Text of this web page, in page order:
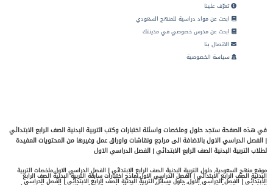
تعرّف علينا
ابحث عن مواد دراسية للمنهج السعودي
ابحث عن مدرس خصوصي في مدينتك
الاتصال بنا
سياسة الخصوصية
في هذه الصفحة ستجد حلول وملخصات واسئلة اختبارات وكتب التربية البدنية الصف الرابع الابتدائي
| الفصل الدراسي الاول بالاضافة الى مراجع ونقاشات واوراق عمل وغيرها من المحتويات المفيدة
لطلاب التربية البدنية الصف الرابع الابتدائي | الفصل الدراسي الاول
موقع منهج السعودية, حلول التربية البدنية الصف الرابع الابتدائي | الفصل الدراسي الاول,ملخصات التربية
البدنية الصف الرابع الابتدائي | الفصل الدراسي الاول,نماذج اختبارات سابقة التربية البدنية الصف الرابع
الابتدائي | الفصل الدراسي الاول, حلول مسائل التربية البدنية الصف الرابع الابتدائي | الفصل الدراسي